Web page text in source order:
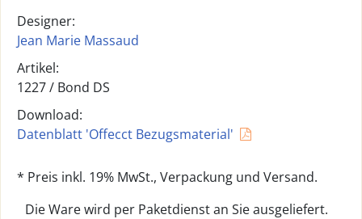
Designer:
Jean Marie Massaud
Artikel:
1227 / Bond DS
Download:
Datenblatt 'Offecct Bezugsmaterial'
* Preis inkl. 19% MwSt., Verpackung und Versand.
Die Ware wird per Paketdienst an Sie ausgeliefert.